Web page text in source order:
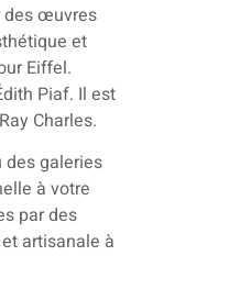
des œuvres
et
Eiffel.
Piaf. Il est
Charles.
des galeries
à votre
par des
artisanale à